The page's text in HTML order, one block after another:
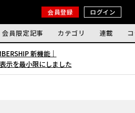
会員登録 ログイン
会員限定記事 カテゴリ 連載
新機能｜
示を最小限にしました